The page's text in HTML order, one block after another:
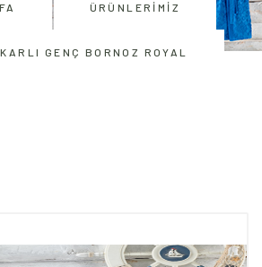
ÜRÜNLERIMIZ
GENÇ BORNOZ ROYAL